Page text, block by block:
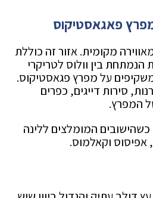
פאגאסטיקוס
מקומית. אזור זה כוללת
בין וולוס לטריקרי
על מפרץ פגאסטיקוס.
סירות דייגים, כפרים
המפרץ.
כשהישובים המומלצים ללינה
אפיסוס וקאלמוס.